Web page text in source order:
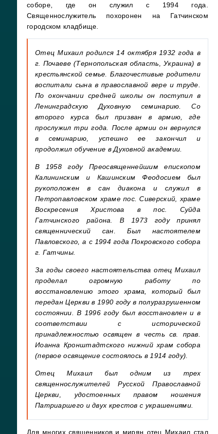
соборе, где он служил с 1994 года.
Священнослужитель похоронен на Гатчинском
городском кладбище.
Отец Михаил родился 14 октября 1932 года в
г. Почаеве (Тернопольская область, Украина) в
крестьянской семье. Благочестивые родители
воспитали сына в православной вере и труде.
По окончании средней школы он поступил в
Ленинградскую Духовную семинарию. Со
второго курса был призван в армию, где
прослужил три года. После армии он вернулся
в семинарию, успешно ее закончил и
продолжил обучение в Духовной академии.
В 1958 году Преосвященнейшим епископом
Калининским и Кашинским Феодосием был
рукоположен в сан диакона и служил в
Петропавловском храме пос. Сиверский, храме
Воскресения Христова в пос. Суйда
Гатчинского района. В 1973 году принял
священнический сан. Был настоятелем
Павловского, а с 1994 года Покровского собора
г. Гатчины.
За годы своего настоятельства отец Михаил
проделал огромную работу по
восстановлению этого храма, который был
передан Церкви в 1990 году в полуразрушенном
состоянии. В 1996 году был восстановлен и в
соответствии с исторической
принадлежностью освящен в честь св. прав.
Иоанна Кронштадтского нижний храм собора
(первое освящение состоялось в 1914 году).
Отец Михаил был одним из трех
священнослужителей Русской Православной
Церкви, удостоенных правом ношения
Патриаршего и двух крестов с украшениями.
Для многих священников и мирян отец Михаил стал